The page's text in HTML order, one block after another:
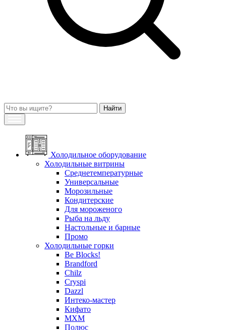
Холодильное оборудование
Холодильные витрины
Среднетемпературные
Универсальные
Морозильные
Кондитерские
Для мороженого
Рыба на льду
Настольные и барные
Промо
Холодильные горки
Be Blocks!
Brandford
Chilz
Cryspi
Dazzl
Интеко-мастер
Кифато
МХМ
Полюс